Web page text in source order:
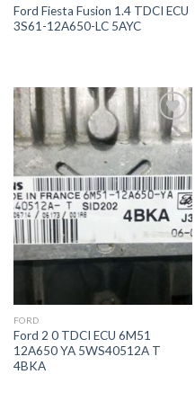
Ford Fiesta Fusion 1.4 TDCI ECU
3S61-12A650-LC 5AYC
İstek
Listeme
Ekle
FORD
Ford 2 0 TDCI ECU 6M51
12A650 YA 5WS40512A T
4BKA